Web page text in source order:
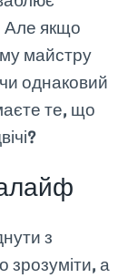
Але якщо
майстру
однаковий
те, що
з
зрозуміти, а